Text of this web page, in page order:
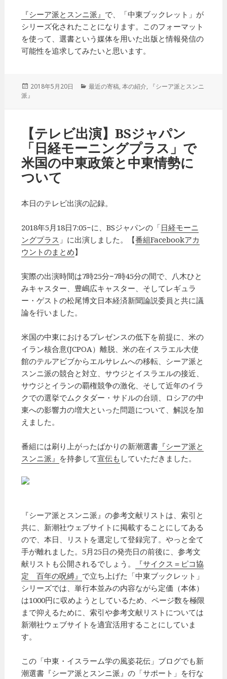
『シーア派とスンニ派』 で、「中東ブックレット」が
シリーズ化されたことになります。このフォーマット
を使って、選書という媒体を用いた出版と情報発信の
可能性を追求してみたいと思います。
投
2018年5月20日
カ
最近の寄稿,本の紹介, 『シーア派とスンニ
派』
【テレビ出演】BSジャパン
「日経モーニングプラス」で
米国の中東政策と中東情勢に
ついて
本日のテレビ出演の記録。
2018年5月18日7:05−に、BSジャパンの「日経モーニ
ングプラス 」に出演しました。【番組Facebookアカ
ウントのまとめ】
実際の出演時間は7時25分−7時45分の間で、八木ひと
みキャスター、豊嶋広キャスター、そしてレギュラ
ー・ゲストの松尾博文日本経済新聞論説委員と共に議
論を行いました。
米国の中東におけるプレゼンスの低下を前提に、米の
イラン核合意(JCPOA）離脱、米の在イスラエル大使
館のテルアビブからエルサレムへの移転、シーア派と
スンニ派の競合と対立、サウジとイスラエルの接近、
サウジとイランの覇権競争の激化、そして近年のイラ
クでの選挙でムクタダー・サドルの台頭、ロシアの中
東への影響力の増大といった問題について、解説を加
えました。
番組には刷り上がったばかりの新潮選書 『シーア派と
スンニ派』 を持参して宣伝も していただきました。
『シーア派とスンニ派』の参考文献リストは、索引と
共に、新潮社ウェブサイトに掲載することにしてある
ので、本日、リストを選定して登録完了。やっと全て
手が離れました。5月25日の発売日の前後に、参考文
献リストも公開されるでしょう。
『サイクス＝ピコ協
定 百年の呪縛』 で立ち上げた「中東ブックレット」
シリーズでは、単行本並みの内容ながら定価（本体）
は1000円に収めようとしているため、ページ数を極限
まで抑えるために、索引や参考文献リストについては
新潮社ウェブサイトを適宜活用することにしていま
す。
この「中東・イスラーム学の風姿花伝」ブログでも新
潮選書『シーア派とスンニ派』の「サポート」を行な